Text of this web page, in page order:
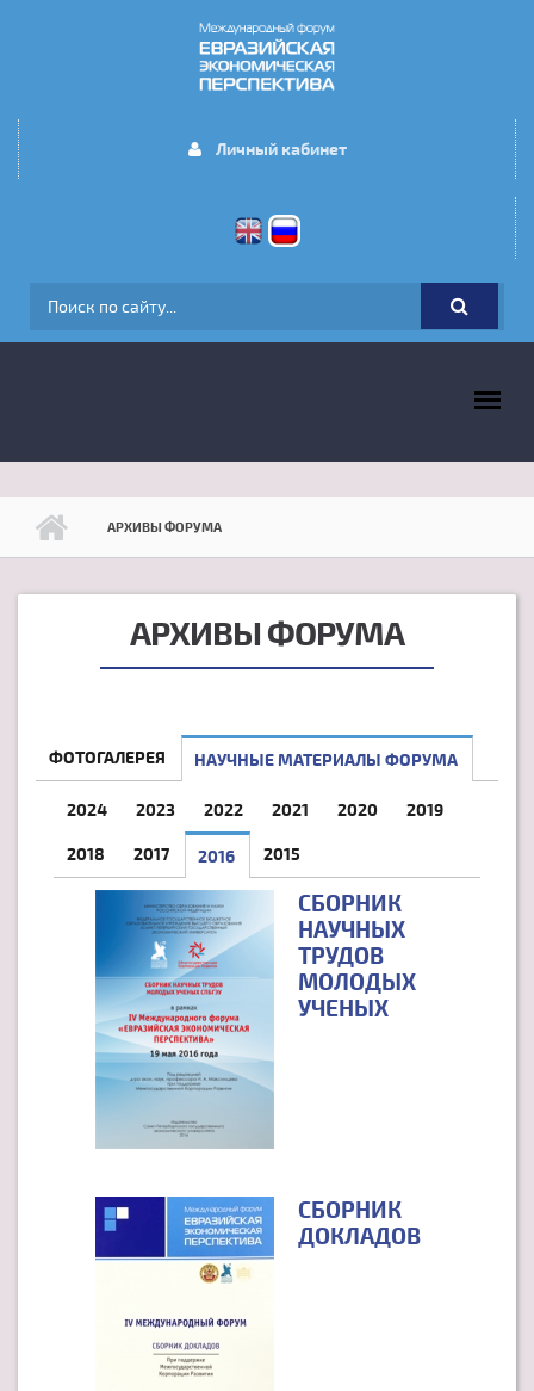
Личный кабинет
ФОРМА ПОИСКА
АРХИВЫ ФОРУМА
АРХИВЫ ФОРУМА
ФОТОГАЛЕРЕЯ НАУЧНЫЕ МАТЕРИАЛЫ ФОРУМА
2024 2023 2022 2021 2020 2019
2018 2017 2016 (АКТИВНАЯ ВКЛАДКА)
2015
СБОРНИК
НАУЧНЫХ
ТРУДОВ
МОЛОДЫХ
УЧЕНЫХ
СБОРНИК
ДОКЛАДОВ